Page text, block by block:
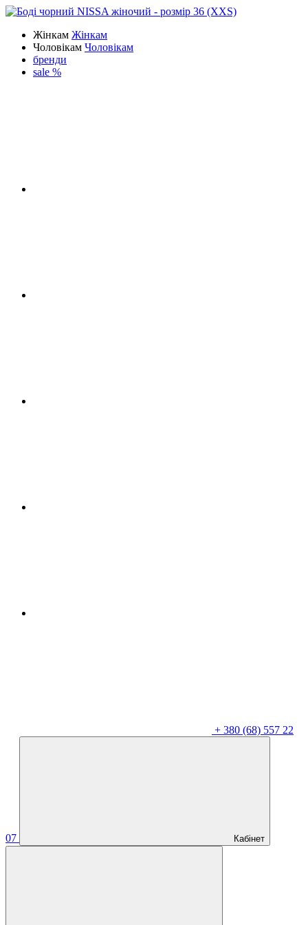
Жінкам Жінкам
Чоловікам Чоловікам
бренди
sale %
+ 380 (68) 557 22
07 Кабінет